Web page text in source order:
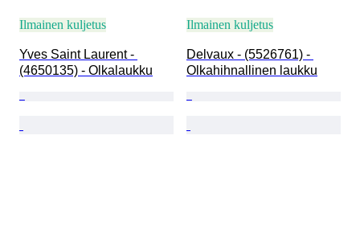
Ilmainen kuljetus
Yves Saint Laurent -
(4650135) - Olkalaukku
Ilmainen kuljetus
Delvaux - (5526761) -
Olkahihnallinen laukku